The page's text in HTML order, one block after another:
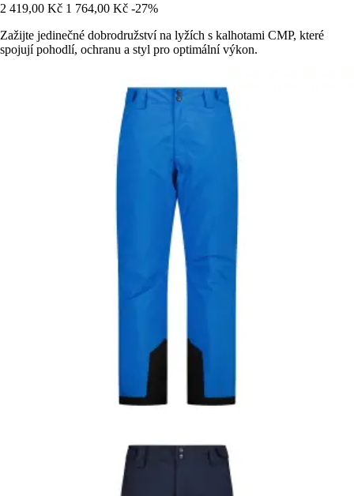
2 419,00 Kč 1 764,00 Kč -27%
Zažijte jedinečné dobrodružství na lyžích s kalhotami CMP, které
spojují pohodlí, ochranu a styl pro optimální výkon.